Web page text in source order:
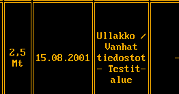
2,5
Mt
15.08.2001
Ullakko /
Vanhat
tiedostot
- Testit-
alue